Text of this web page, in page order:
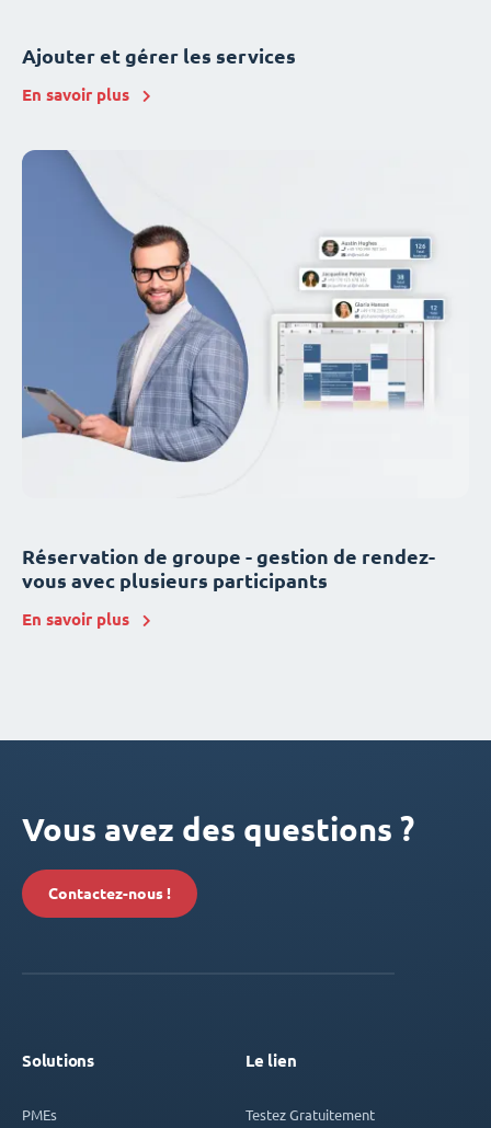
Ajouter et gérer les services
En savoir plus
Réservation de groupe - gestion de rendez-
vous avec plusieurs participants
En savoir plus
Vous avez des questions ?
Contactez-nous !
Solutions
PMEs
Le lien
Testez Gratuitement